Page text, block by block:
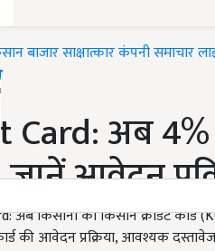
बाजारसाक्षात्कारकंपनी समाचार
अब 4%
आवेदन
अब किसानों को किसान क्रेडिट
की आवेदन प्रक्रिया, आवश्यक